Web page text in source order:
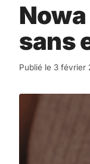
sans
Publié le 3 février